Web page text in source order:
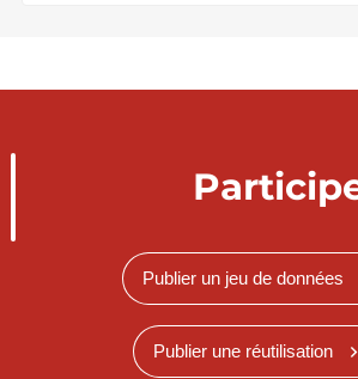
Publier un jeu de données
Publier une réutilisation